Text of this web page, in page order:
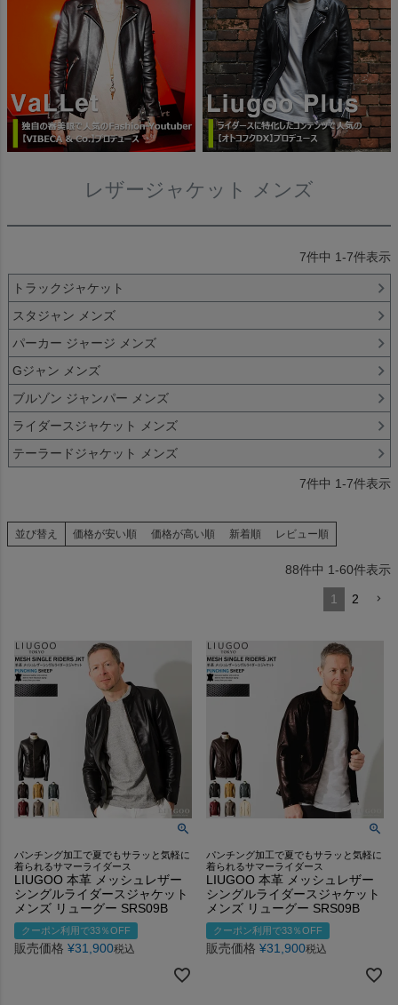
レザージャケット メンズ
7件中 1-7件表示
トラックジャケット
スタジャン メンズ
パーカー ジャージ メンズ
Gジャン メンズ
ブルゾン ジャンパー メンズ
ライダースジャケット メンズ
テーラードジャケット メンズ
7件中 1-7件表示
並び替え 価格が安い順 価格が高い順 新着順 レビュー順
88件中 1-60件表示
1 2
パンチング加工で夏でもサラッと気軽に
着られるサマーライダース
LIUGOO 本革 メッシュレザー
シングルライダースジャケット
メンズ リューグー SRS09B
クーポン利用で33％OFF
販売価格 ¥31,900税込
パンチング加工で夏でもサラッと気軽に
着られるサマーライダース
LIUGOO 本革 メッシュレザー
シングルライダースジャケット
メンズ リューグー SRS09B
クーポン利用で33％OFF
販売価格 ¥31,900税込